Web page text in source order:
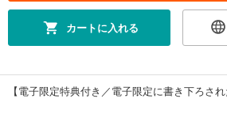
カートに入れる
【電子限定特典付き／電子限定に書き下ろさ